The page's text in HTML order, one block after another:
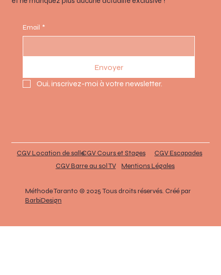
Email *
Envoyer
Oui, inscrivez-moi à votre newsletter.
CGV Location de salleCGV Cours et Stages
CGV Escapades
CGV Barre au sol TV
Mentions Légales
Méthode Taranto © 2025 Tous droits réservés. Créé par
BarbiDesign